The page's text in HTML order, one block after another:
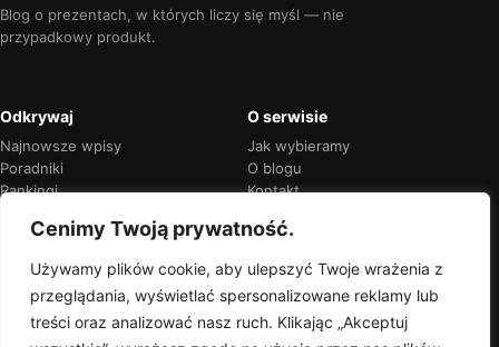
Cenimy Twoją prywatność.
Używamy plików cookie, aby ulepszyć Twoje wrażenia z
przeglądania, wyświetlać spersonalizowane reklamy lub
treści oraz analizować nasz ruch. Klikając „Akceptuj
Blog o prezentach, w których liczy się myśl — nie
przypadkowy produkt.
Odkrywaj
Najnowsze wpisy
Poradniki
Rankingi
O serwisie
Jak wybieramy
O blogu
Kontakt
Przejrzyste rekomendacje